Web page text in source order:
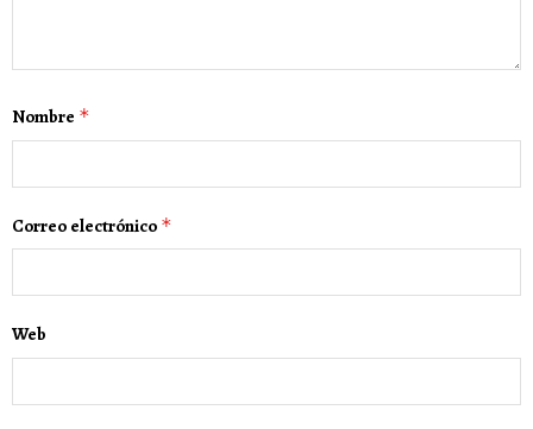
Nombre *
Correo electrónico *
Web